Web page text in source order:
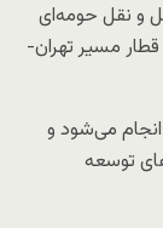
و نقل حومه‌ای
مسیر تهران-
و آلمان انجام می‌شود و
توسعه